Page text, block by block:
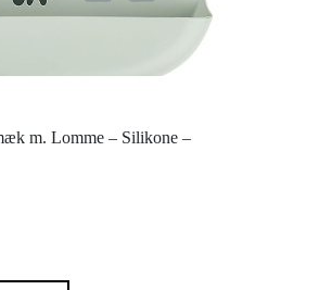
m. Lomme – Silikone –